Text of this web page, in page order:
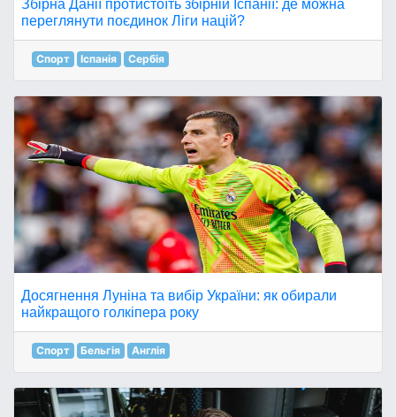
Збірна Данії протистоїть збірній Іспанії: де можна
переглянути поєдинок Ліги націй?
Спорт Іспанія Сербія
Досягнення Луніна та вибір України: як обирали
найкращого голкіпера року
Спорт Бельгія Англія